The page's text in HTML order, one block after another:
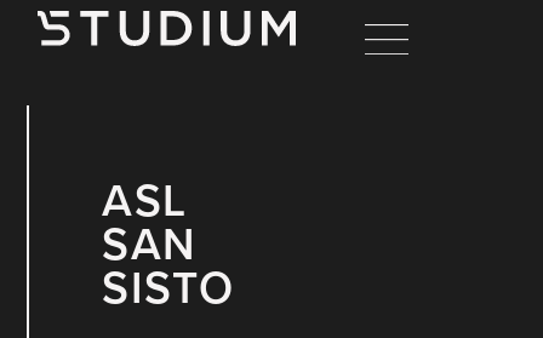
ASL
SAN
SISTO